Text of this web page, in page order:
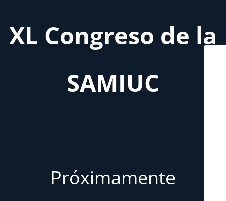
XL Congreso de la
SAMIUC
Próximamente